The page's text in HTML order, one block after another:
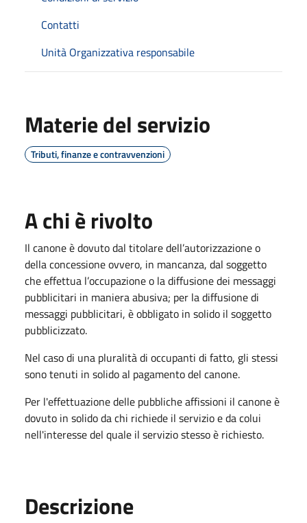
Contatti
Unità Organizzativa responsabile
Materie del servizio
Tributi, finanze e contravvenzioni
A chi è rivolto
Il canone è dovuto dal titolare dell’autorizzazione o
della concessione ovvero, in mancanza, dal soggetto
che effettua l’occupazione o la diffusione dei messaggi
pubblicitari in maniera abusiva; per la diffusione di
messaggi pubblicitari, è obbligato in solido il soggetto
pubblicizzato.
Nel caso di una pluralità di occupanti di fatto, gli stessi
sono tenuti in solido al pagamento del canone.
Per l'effettuazione delle pubbliche affissioni il canone è
dovuto in solido da chi richiede il servizio e da colui
nell'interesse del quale il servizio stesso è richiesto.
Descrizione